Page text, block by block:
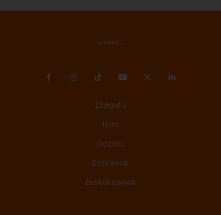
Ezagutu
Ikasi
Gozatu
Enpresak
Euskal izenak